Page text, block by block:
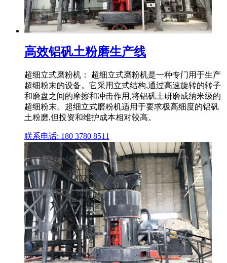
高效铝矾土粉磨生产线
超细立式磨粉机： 超细立式磨粉机是一种专门用于生产
超细粉末的设备。它采用立式结构,通过高速旋转的转子
和磨盘之间的摩擦和冲击作用,将铝矾土研磨成纳米级的
超细粉末。超细立式磨粉机适用于要求极高细度的铝矾
土粉磨,但投资和维护成本相对较高。
联系电话: 180 3780 8511